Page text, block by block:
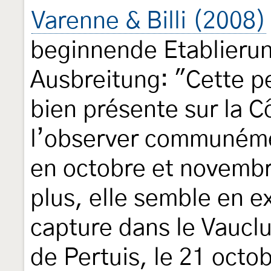
Varenne & Billi (2008)
beginnende
Ausbreitung: "Cette
bien présente sur la
l’observer
en octobre et
plus, elle semble en
capture dans le
de Pertuis, le 21